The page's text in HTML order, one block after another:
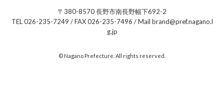
〒380-8570 長野市南長野幅下692-2
TEL 026-235-7249 / FAX 026-235-7496 / Mail brand@pref.nagano.l
g.jp
© Nagano Prefecture. All rights reserved.